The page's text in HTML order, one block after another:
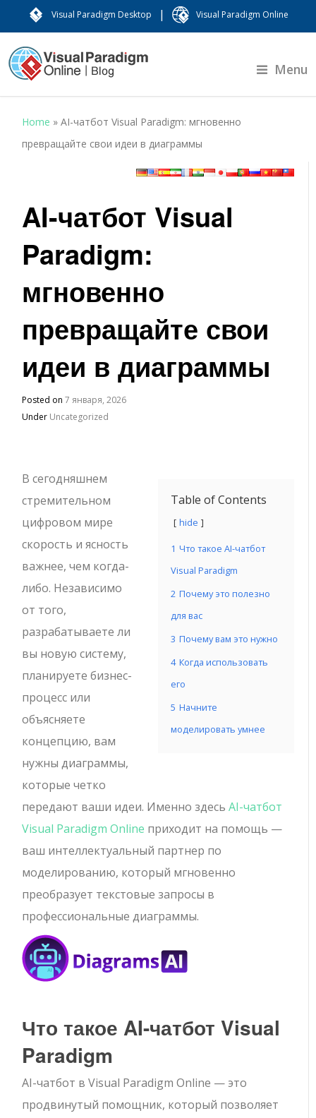
Visual Paradigm Desktop | Visual Paradigm Online
Menu
Home »AI-чатбот Visual Paradigm: мгновенно
превращайте свои идеи в диаграммы
AI-чатбот Visual
Paradigm:
мгновенно
превращайте свои
идеи в диаграммы
Posted on7 января, 2026
Under Uncategorized
Table of Contents
hide
1 Что такое AI-чатбот
Visual Paradigm
2 Почему это полезно
для вас
3 Почему вам это нужно
4 Когда использовать
его
5 Начните
моделировать умнее
В сегодняшнем
стремительном
цифровом мире
скорость и ясность
важнее, чем когда-
либо. Независимо
от того,
разрабатываете ли
вы новую систему,
планируете бизнес-
процесс или
объясняете
концепцию, вам
нужны диаграммы,
которые четко
передают ваши идеи. Именно здесьAI-чатбот
Visual Paradigm Online приходит на помощь —
ваш интеллектуальный партнер по
моделированию, который мгновенно
преобразует текстовые запросы в
профессиональные диаграммы.
Что такое AI-чатбот Visual
Paradigm
AI-чатбот в Visual Paradigm Online — это
продвинутый помощник, который позволяет